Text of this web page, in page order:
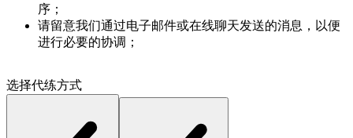
序；
请留意我们通过电子邮件或在线聊天发送的消息，以便
进行必要的协调；
选择代练方式